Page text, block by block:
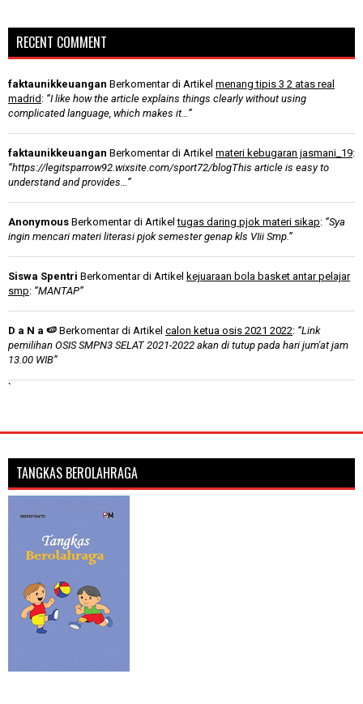
RECENT COMMENT
faktaunikkeuangan Berkomentar di Artikel menang tipis 3 2 atas real
madrid : “I like how the article explains things clearly without using
complicated language, which makes it…”
faktaunikkeuangan Berkomentar di Artikel materi kebugaran jasmani_19:
“https://legitsparrow92.wixsite.com/sport72/blogThis article is easy to
understand and provides…”
Anonymous Berkomentar di Artikeltugas daring pjok materi sikap: “Sya
ingin mencari materi literasi pjok semester genap kls VIii Smp.”
Siswa Spentri Berkomentar di Artikel kejuaraan bola basket antar pelajar
smp: “MANTAP”
D a N a 🍉 Berkomentar di Artikel calon ketua osis 2021 2022: “Link
pemilihan OSIS SMPN3 SELAT 2021-2022 akan di tutup pada hari jum'at jam
13.00 WIB”
`
TANGKAS BEROLAHRAGA